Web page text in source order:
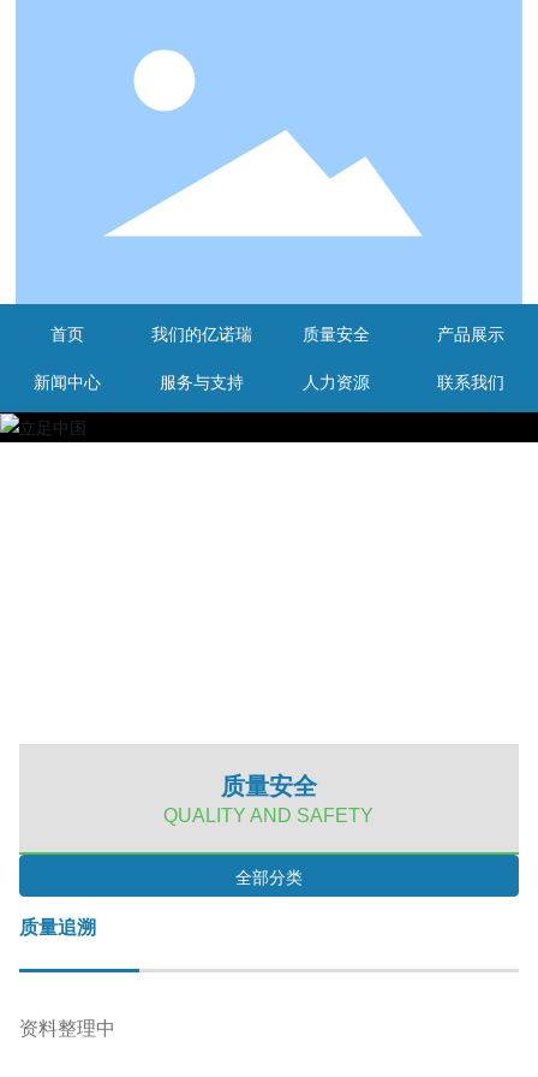
首页 我们的亿诺瑞 质量安全 产品展示
新闻中心 服务与支持 人力资源 联系我们
质量安全
QUALITY AND SAFETY
全部分类
质量追溯
资料整理中